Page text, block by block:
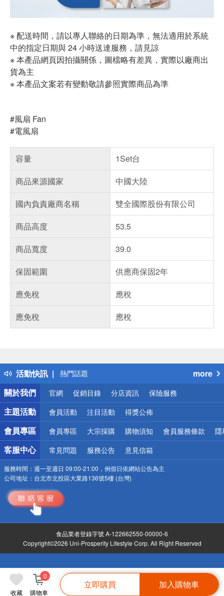
收藏 購物車
0
立即購買 加入購物車
※ 配送時間，請以專人聯絡的日期為準，無法適用於系統
中的指定日期與 24 小時送達服務，請見諒
※ 本產品網頁因拍攝關係，圖檔略有差異，實際以廠商出
貨為主
※ 本產品文案若有變動敬請參照實際商品為準
#風扇 Fan
#電風扇
容量
1Set台
商品來源國家
中國大陸
國內負責廠商名稱
雙全國際股份有限公司
商品高度
53.5
商品寬度
39.0
保固範圍
供應商保固2年
應免稅
應稅
應免稅
應稅
活動快訊
得獎公告
熱門話題
銀行優惠
偏遠地區配送
詐騙網頁！請小心！
more
關於我們
官網 促銷目錄 分店資訊 保險服務
主題活動 會員活動 注目活動 得獎公佈
會員專區 會員專區 大宗採購 購物須知 會員服務條款 隱
客服中心 常見問題 服務公告 意見信箱
服務時間： 週一至週日 09:00-21:00，例假日依網站公告為主
公司地址： 台北市北投區大業路136號5樓 (台灣)
食品業者登錄字號 A-122662550-00000-6
Copyright©2026 Uni-Prosperity Lifestyle Corp. All Right Reserved